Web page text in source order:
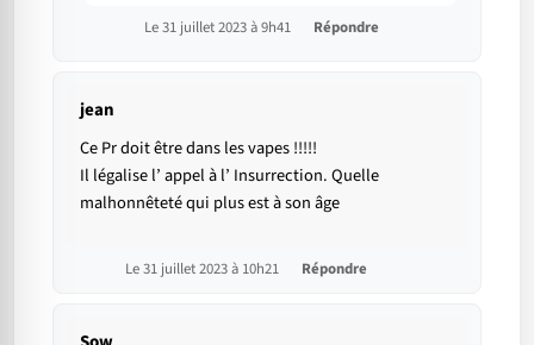
Le 31 juillet 2023 à 9h41 Répondre
jean
Ce Pr doit être dans les vapes !!!!!
Il légalise l’ appel à l’ Insurrection. Quelle
malhonnêteté qui plus est à son âge
Le 31 juillet 2023 à 10h21 Répondre